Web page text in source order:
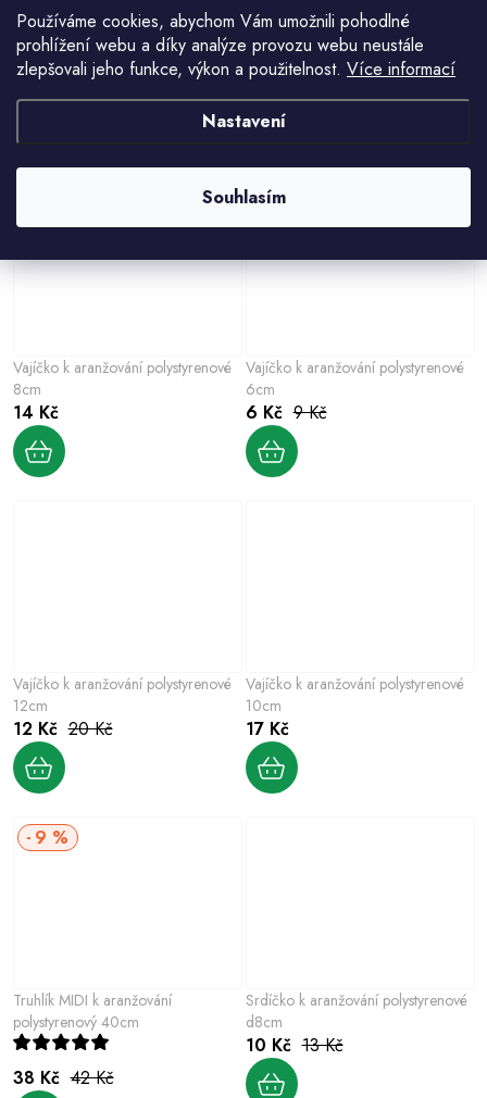
Používáme cookies, abychom Vám umožnili pohodlné
prohlížení webu a díky analýze provozu webu neustále
zlepšovali jeho funkce, výkon a použitelnost. Více informací
Nastavení
Souhlasím
Váleček OASIS IDEAL k aranžování
živá vazba d8x5cm 4ks
62 Kč
Váleček OASIS IDEAL k aranžování
živá vazba d8x5cm
7 Kč 10 Kč
Vajíčko k aranžování polystyrenové
8cm
14 Kč
Vajíčko k aranžování polystyrenové
6cm
6 Kč 9 Kč
Vajíčko k aranžování polystyrenové
12cm
12 Kč 20 Kč
Vajíčko k aranžování polystyrenové
10cm
17 Kč
Truhlík MIDI k aranžování
polystyrenový 40cm
9 %
38 Kč 42 Kč
Srdíčko k aranžování polystyrenové
d8cm
10 Kč 13 Kč